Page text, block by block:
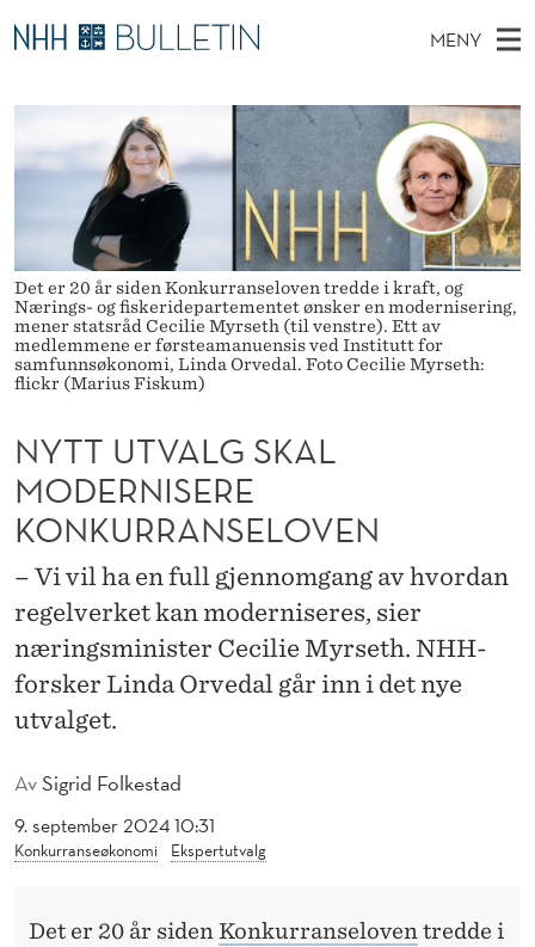
N
Y
T
T
T
V
A
L
S
K
A
L
M
O
D
E
R
N
MENY
O
V
E
E
N
Y
Ø
E
D
E
T
Stipendiater og nye forskerprofiler
Disputaser
Ekspertutvalg
Om Bulletin
Det er 20 år siden Konkurranseloven tredde i kraft, og
Nærings- og fiskeridepartementet ønsker en modernisering,
mener statsråd Cecilie Myrseth (til venstre). Ett av
medlemmene er førsteamanuensis ved Institutt for
samfunnsøkonomi, Linda Orvedal. Foto Cecilie Myrseth:
flickr (Marius Fiskum)
AvSigrid Folkestad
9. september 2024 10:31
Konkurranseøkonomi Ekspertutvalg
NYTT UTVALG SKAL
MODERNISERE
KONKURRANSELOVEN
– Vi vil ha en full gjennomgang av hvordan
regelverket kan moderniseres, sier
næringsminister Cecilie Myrseth. NHH-
forsker Linda Orvedal går inn i det nye
utvalget.
Det er 20 år siden Konkurranseloven tredde i